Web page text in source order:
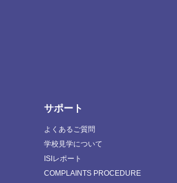
サポート
よくあるご質問
学校見学について
ISIレポート
COMPLAINTS PROCEDURE